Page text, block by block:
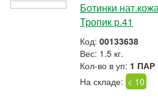
Ботинки
Тропик р.41
Код: 00133638
Вес: 1.5 кг.
Кол-во в уп: 1 ПАР
На складе: < 10